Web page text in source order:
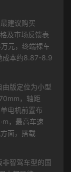
建议购买
及市场反馈表
元，终端裸车
成本约8.87-8.9
版定位为小型
，轴距
电机前置布
，最高车速
面，搭载
智驾车型的国